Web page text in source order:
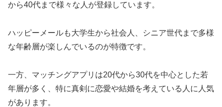
から40代まで様々な人が登録しています。
ハッピーメールも大学生から社会人、シニア世代まで多様
な年齢層が楽しんでいるのが特徴です。
一方、マッチングアプリは20代から30代を中心とした若
年層が多く、特に真剣に恋愛や結婚を考えている人に人気
があります。